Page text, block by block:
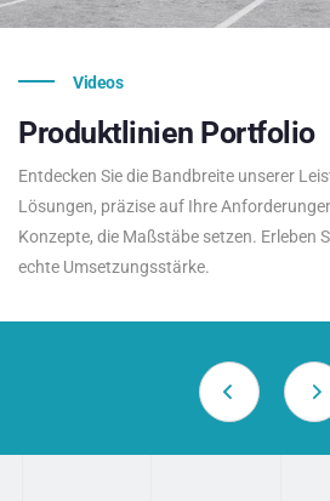
Videos
Produktlinien Portfolio
Entdecken Sie die Bandbreite unserer
Lösungen, präzise auf Ihre
Konzepte, die Maßstäbe setzen. Erleben
echte Umsetzungsstärke.